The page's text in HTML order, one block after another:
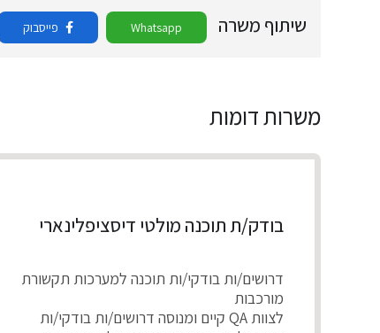
שיתוף משרה Whatsapp פייסבוק
משרות דומות
בודק/ת תוכנה מולטי דיסציפלינארי
דרושים/ות בודקי/ות תוכנה למערכות תקשורת
מורכבות
לצוות QA קיים ומנוסה דרושים/ות בודקי/ות